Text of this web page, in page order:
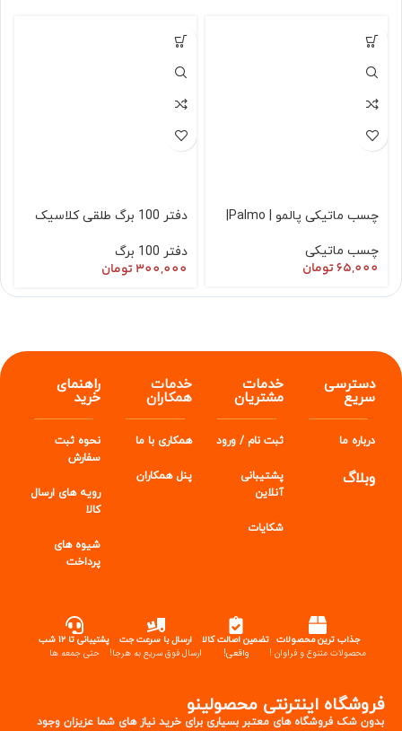
چسب ماتیکی پالمو | Palmo|
چسب ماتیکی
65,000تومان
دفتر 100 برگ طلقی کلاسیک
دفتر 100 برگ
300,000تومان
دسترسی
سریع
درباره ما
وبلاگ
خدمات
مشتریان
ثبت نام / ورود
پشتیبانی
آنلاین
شکایات
خدمات
همکاران
همکاری با ما
پنلهمکاران
راهنمای
خرید
نحوه ثبت
سفارش
رویه های ارسال
کالا
شیوه های
پرداخت
جذاب ترین محصولات
محصولات متنوع و فراوان !
تضمین اصالت کالا
واقعی!
ارسال با سرعت جت
ارسال فوق سریع به هرجا!
پشتیبانی تا ۱۲ شب
حتی جمعه ها
فروشگاه اینترنتی محصولینو
بدون شک فروشگاه های معتبر بسیاری برای خرید نیاز های شما عزیزان وجود